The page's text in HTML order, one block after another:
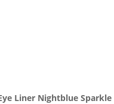
Liner Nightblue Sparkle